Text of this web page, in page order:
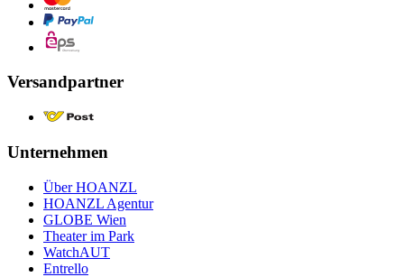
Versandpartner
Unternehmen
Über HOANZL
HOANZL Agentur
GLOBE Wien
Theater im Park
WatchAUT
Entrello